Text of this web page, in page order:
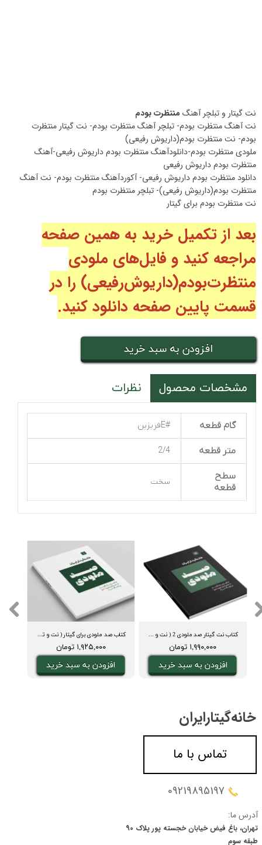
نت گیتار و تبلچر آهنگ منتظرت بودم
نت آهنگ منتظرت بودم- تبلچر آهنگ منتظرت بودم- نت گیتار منتظرت
بودم- نت منتظرت بودم(داریوش رفیعی)
ملودی منتظرت بودم-دانلودآهنگ منتظرت بودم داریوش رفیعی-آهنگ
منتظرت بودم داریوش رفیعی
دانلود منتظرت بودم داریوش رفیعی- آکوردآهنگ منتظرت بودم- نت آهنگ
منتظرت بودم(داریوش رفیعی)- تبلچر منتظرت بودم
نت منتظرت بودم برای گیتار
بعد از تکمیل خرید به همین صفحه
مراجعه کنید و فایل‌های ملودی
منتظرت‌بودم(داریوش‌رفیعی) را در
قسمت پایین صفحه دانلود کنید.
افزودن به سبد خرید
مشخصات محصول نظرات
گام قطعه #Eفریژین
متر قطعه 2/4
سطح
قطعه
سخت
کتاب صد ملودی برای گیتار ( نت و تبلچر، آکورد، ویدیوی اجرا و بکینگ ترک)
۱,۹۲۵,۰۰۰ تومان
افزودن به سبد خرید
کتاب نت گیتار صد ملودی 2 ( نت و تبلچر، آکورد، ویدیوی اجرا و بکینگ ترک)
۱,۹۹۰,۰۰۰ تومان
افزودن به سبد خرید
خانه‌گیتار‌ایران
09219895197
آدرس ما:
تهران، باغ فیض خیابان خجسته پور پلاک 90
​​​​​​​طبقه سوم
تماس با ما